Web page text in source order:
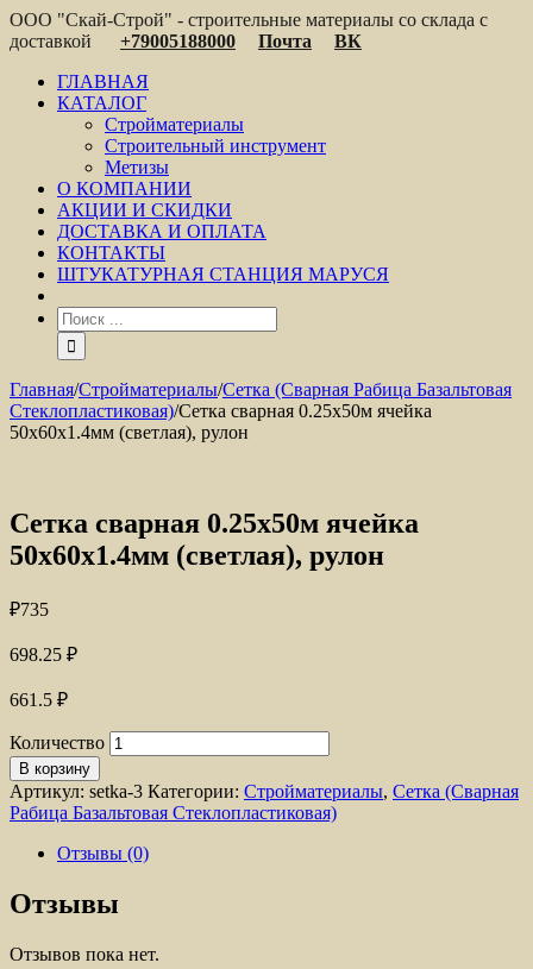
ООО "Скай-Строй" - строительные материалы со склада с
доставкой
+79005188000 Почта
ВК
ГЛАВНАЯ
КАТАЛОГ
Стройматериалы
Строительный инструмент
Метизы
О КОМПАНИИ
АКЦИИ И СКИДКИ
ДОСТАВКА И ОПЛАТА
КОНТАКТЫ
ШТУКАТУРНАЯ СТАНЦИЯ МАРУСЯ
Главная/Стройматериалы/Сетка (Сварная Рабица Базальтовая
Стеклопластиковая)/Сетка сварная 0.25х50м ячейка
50х60х1.4мм (светлая), рулон
Сетка сварная 0.25х50м ячейка
50х60х1.4мм (светлая), рулон
₽735
698.25 ₽
661.5 ₽
Количество
В корзину
Артикул: setka-3 Категории: Стройматериалы, Сетка (Сварная
Рабица Базальтовая Стеклопластиковая)
Отзывы (0)
Отзывы
Отзывов пока нет.